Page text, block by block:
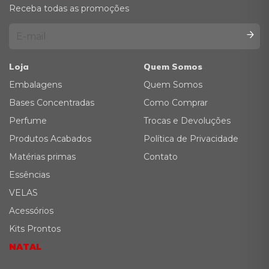
Receba todas as promoções
Loja
Embalagens
Bases Concentradas
Perfume
Produtos Acabados
Matérias primas
Essências
VELAS
Acessórios
Kits Prontos
NATAL
Quem Somos
Quem Somos
Como Comprar
Trocas e Devoluções
Política de Privacidade
Contato